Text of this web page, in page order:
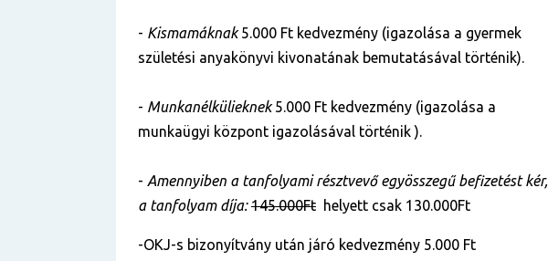
- Kismamáknak5.000 Ft kedvezmény (igazolása a gyermek
születési anyakönyvi kivonatának bemutatásával történik).
- Munkanélkülieknek5.000 Ft kedvezmény (igazolása a
munkaügyi központ igazolásával történik ).
- Amennyiben a tanfolyami résztvevő egyösszegű befizetést kér,
a tanfolyam díja: 145.000Ft helyett csak 130.000Ft
-OKJ-s bizonyítvány után járó kedvezmény 5.000 Ft